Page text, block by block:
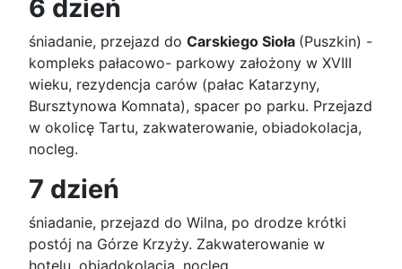
6 dzień
śniadanie, przejazd do Carskiego Sioła (Puszkin) -
kompleks pałacowo- parkowy założony w XVIII
wieku, rezydencja carów (pałac Katarzyny,
Bursztynowa Komnata), spacer po parku. Przejazd
w okolicę Tartu, zakwaterowanie, obiadokolacja,
nocleg.
7 dzień
śniadanie, przejazd do Wilna, po drodze krótki
postój na Górze Krzyży. Zakwaterowanie w
hotelu, obiadokolacja, nocleg.